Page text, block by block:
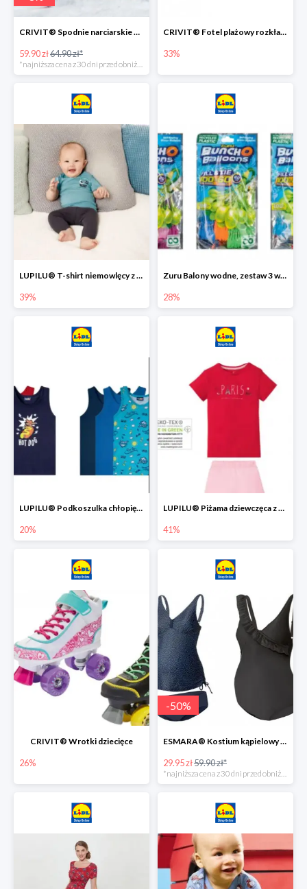
CRIVIT® Spodnie narciarskie dziewczęce
59.90 zł64.90 zł*
*najniższa cena z 30 dni przed obniżką
CRIVIT® Fotel plażowy rozkładany / Brodzik dziecięcy
33%
LUPILU® T-shirt niemowlęcy z biobawełny -39%
39%
Zuru Balony wodne, zestaw 3 wiązek -28%
28%
LUPILU® Podkoszulka chłopięca z bawełny -20%
20%
LUPILU® Piżama dziewczęca z bawełny -41%
41%
CRIVIT® Wrotki dziecięce
26%
-50%
ESMARA® Kostium kąpielowy ciążowy lub tankini ciążowe -50%
29.95 zł59.90 zł*